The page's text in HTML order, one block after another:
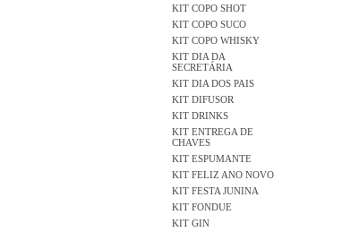
KIT COPO SHOT
KIT COPO SUCO
KIT COPO WHISKY
KIT DIA DA
SECRETÁRIA
KIT DIA DOS PAIS
KIT DIFUSOR
KIT DRINKS
KIT ENTREGA DE
CHAVES
KIT ESPUMANTE
KIT FELIZ ANO NOVO
KIT FESTA JUNINA
KIT FONDUE
KIT GIN